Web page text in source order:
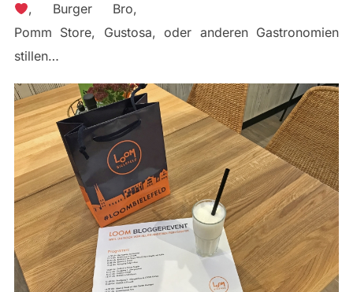
, Burger Bro,
Pomm Store, Gustosa, oder anderen Gastronomien
stillen…